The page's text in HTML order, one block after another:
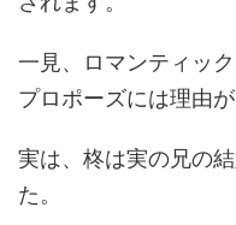
一見、ロマンティッ
プロポーズには理由が
実は、柊は実の兄の
た。